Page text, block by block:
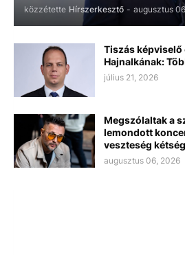
közzétette Hírszerkesztő - augusztus
Tiszás
Hajnalkának:
július 21, 2026
Megszólaltak a
lemondott
veszteség
augusztus 06, 2026